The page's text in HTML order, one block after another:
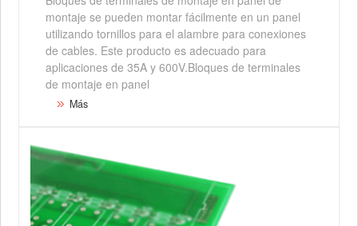
montaje se pueden montar fácilmente en un panel
utilizando tornillos para el alambre para conexiones
de cables. Este producto es adecuado para
aplicaciones de 35A y 600V.Bloques de terminales
de montaje en panel
Más